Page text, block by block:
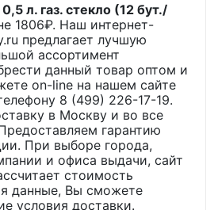
л. газ. стекло (12 бут./
1806₽. Наш интернет-
предлагает лучшую
ассортимент
данный товар оптом и
on-line на нашем сайте
8 (499) 226-17-19.
в Москву и во все
гарантию
При выборе города,
и офиса выдачи, сайт
стоимость
данные, Вы сможете
условия доставки.